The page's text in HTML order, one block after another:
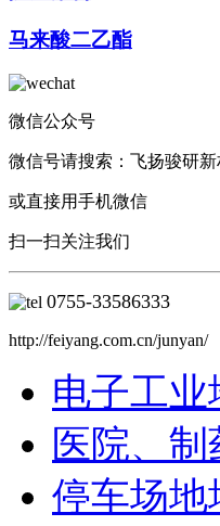
马来酸二乙酯
微信公众号
微信号请搜索：飞扬骏研
或直接用手机微信
扫一扫关注我们
0755-33586333
http://feiyang.com.cn/junyan/
电子工业
医院、
停车场地